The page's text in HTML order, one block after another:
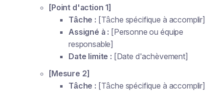
[Point d'action 1]
Tâche : [Tâche spécifique à accomplir]
Assigné à : [Personne ou équipe
responsable]
Date limite : [Date d'achèvement]
[Mesure 2]
Tâche : [Tâche spécifique à accomplir]